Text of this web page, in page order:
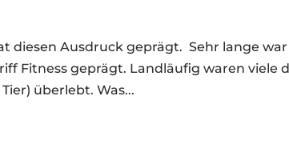
diesen Ausdruck geprägt. Sehr lange war
Fitness geprägt. Landläufig waren viele
überlebt. Was...